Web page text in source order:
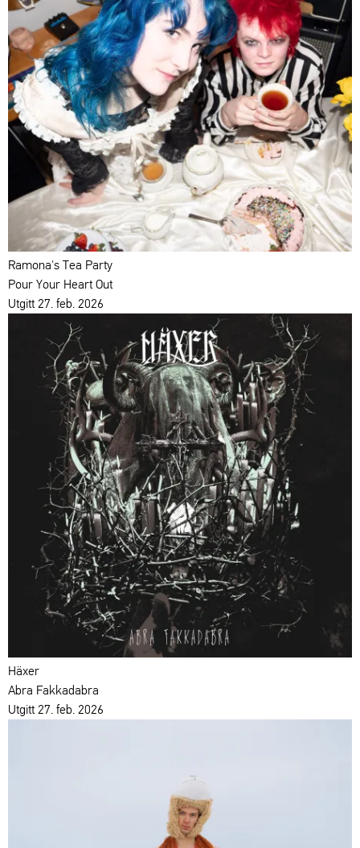
Ramona's Tea Party
Pour Your Heart Out
Utgitt 27. feb. 2026
Häxer
Abra Fakkadabra
Utgitt 27. feb. 2026